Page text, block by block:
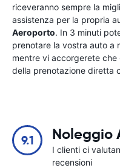
riceveranno sempre la
assistenza per la propria
Aeroporto. In 3 minuti
prenotare la vostra auto a
mentre vi accorgerete che
della prenotazione diretta
9.1 Noleggio
I clienti ci
recensioni